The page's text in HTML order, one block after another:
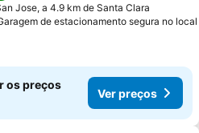
Jose, a 4.9 km de Santa Clara
de estacionamento segura no local
os preços
Ver preços